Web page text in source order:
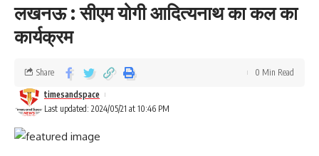
लखनऊ : सीएम योगी आदित्यनाथ का कल का
कार्यक्रम
Last updated: 2024/05/21 at 10:46 PM
timesandspace
Share 0 Min Read